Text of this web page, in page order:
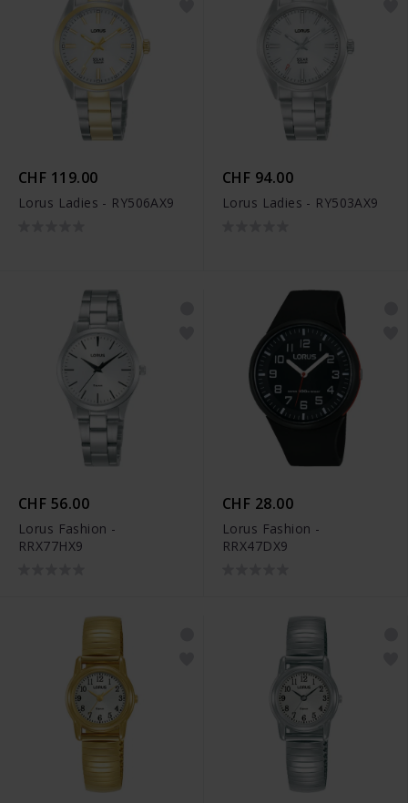
CHF 119.00
Lorus Ladies - RY506AX9
CHF 94.00
Lorus Ladies - RY503AX9
CHF 56.00
Lorus Fashion -
RRX77HX9
CHF 28.00
Lorus Fashion -
RRX47DX9